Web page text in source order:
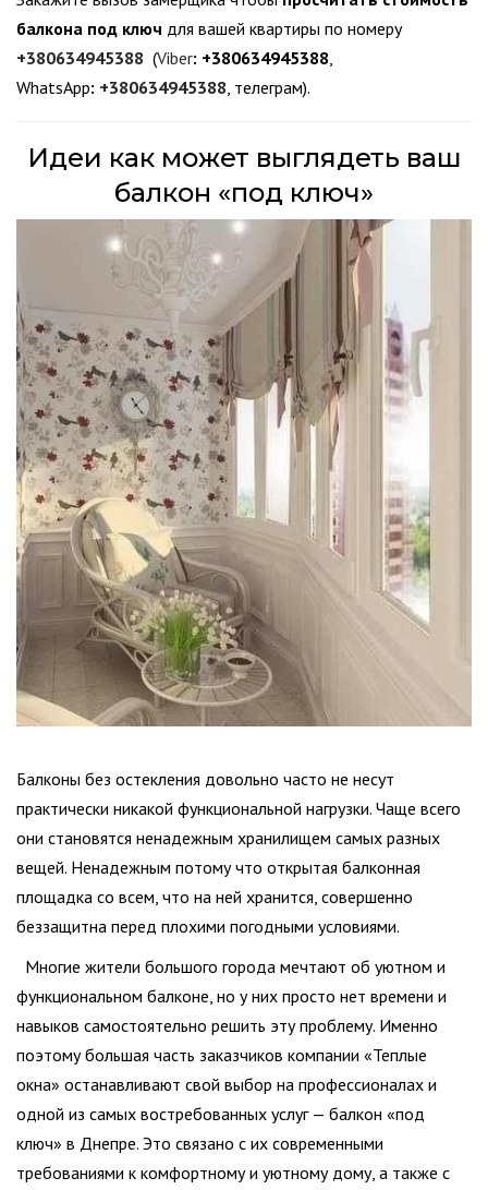
балкона под ключ для вашей квартиры по номеру
+380634945388 (Viber: +380634945388
WhatsApp: +380634945388 , телеграм).
Идеи как может выглядеть ваш
балкон «под ключ»
Балконы без остекления довольно часто не несут
практически никакой функциональной нагрузки. Чаще всего
они становятся ненадежным хранилищем самых разных
вещей. Ненадежным потому что открытая балконная
площадка со всем, что на ней хранится, совершенно
беззащитна перед плохими погодными условиями.
Многие жители большого города мечтают об уютном и
функциональном балконе, но у них просто нет времени и
навыков самостоятельно решить эту проблему. Именно
поэтому большая часть заказчиков компании «Теплые
окна» останавливают свой выбор на профессионалах и
одной из самых востребованных услуг — балкон «под
ключ» в Днепре. Это связано с их современными
требованиями к комфортному и уютному дому, а также с